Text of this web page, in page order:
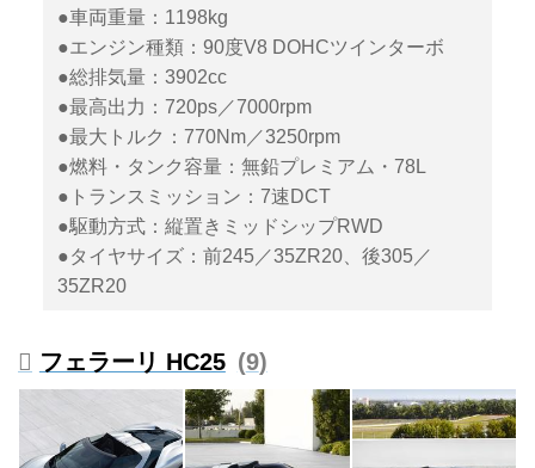
●車両重量：1198kg
●エンジン種類：90度V8 DOHCツインターボ
●総排気量：3902cc
●最高出力：720ps／7000rpm
●最大トルク：770Nm／3250rpm
●燃料・タンク容量：無鉛プレミアム・78L
●トランスミッション：7速DCT
●駆動方式：縦置きミッドシップRWD
●タイヤサイズ：前245／35ZR20、後305／
35ZR20
フェラーリ HC25 9